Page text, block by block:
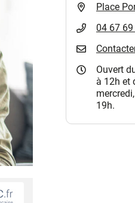
Place
04 67
Ouvert
à 12h et
19h.